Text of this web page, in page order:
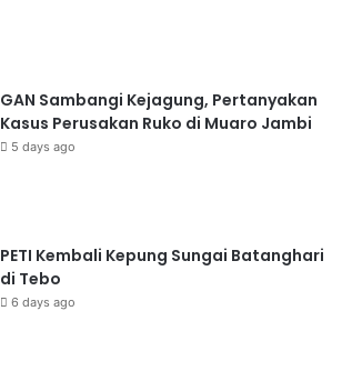
GAN Sambangi Kejagung, Pertanyakan
Kasus Perusakan Ruko di Muaro Jambi
5 days ago
PETI Kembali Kepung Sungai Batanghari
di Tebo
6 days ago